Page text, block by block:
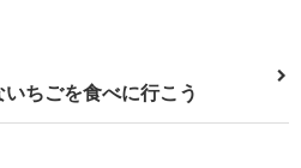
ちごを食べに行こう